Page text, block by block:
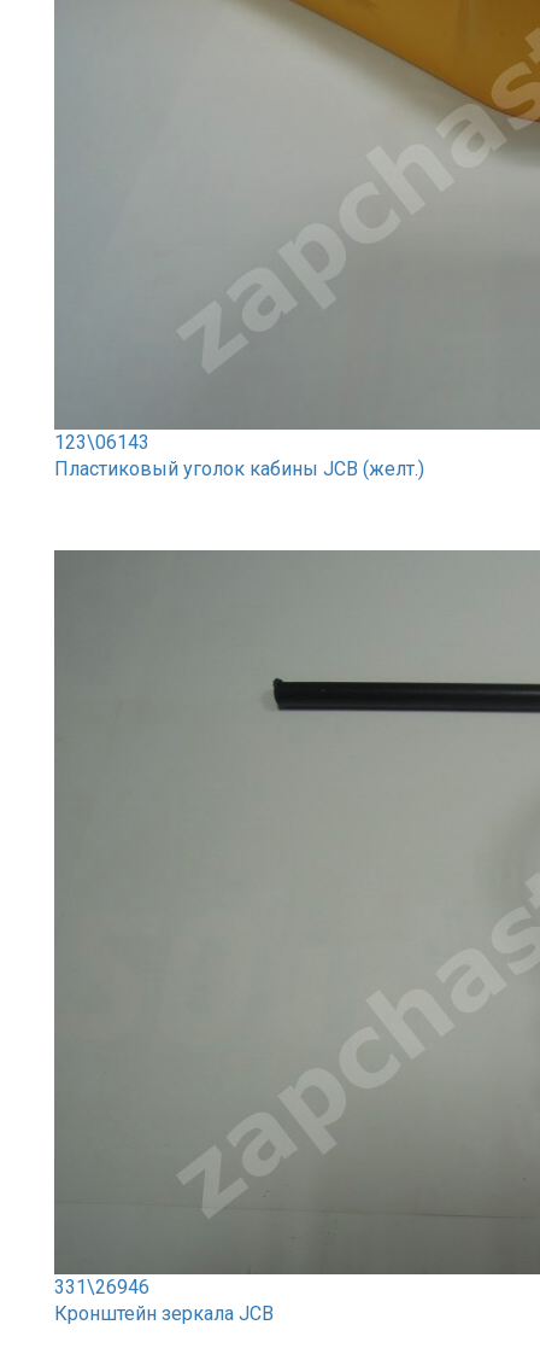
123\06143
Пластиковый уголок кабины JCB (желт.)
331\26946
Кронштейн зеркала JCB